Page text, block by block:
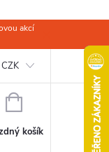
akcí
údajů Kariéra
CZK
NÁKUPNÍ
košík